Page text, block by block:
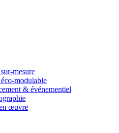
mesure
modulable
& événementiel
œuvre